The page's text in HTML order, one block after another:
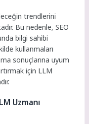
trendlerini
Bu nedenle, SEO
bilgi sahibi
kullanmaları
sonuçlarına uyum
için LLM
Uzmanı